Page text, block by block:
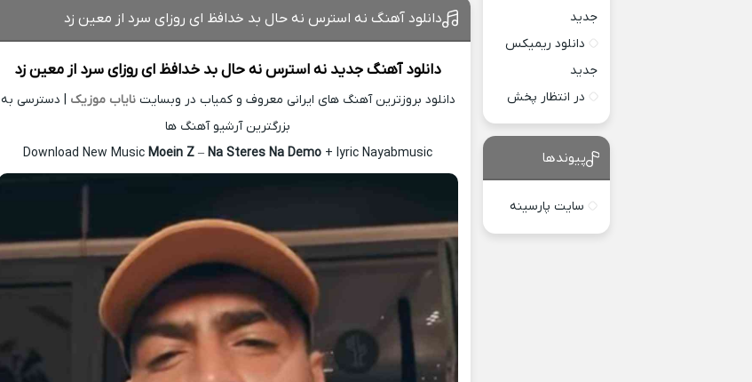
دانلود آهنگ نه استرس نه حال بد خدافظ ای روزای سرد از معین زد
دانلود آهنگ جدید نه استرس نه حال بد خدافظ ای روزای سرد ازمعین زد
دانلود بروزترین آهنگ های ایرانی معروف و کمیاب در وبسایتنایاب موزیک | دسترسی به
بزرگترین آرشیو آهنگ ها
Download New MusicMoein Z –Na Steres Na Demo + lyric Nayabmusic
جدید
دانلود ریمیکس
جدید
در انتظار پخش
پیوندها
سایت پارسینه